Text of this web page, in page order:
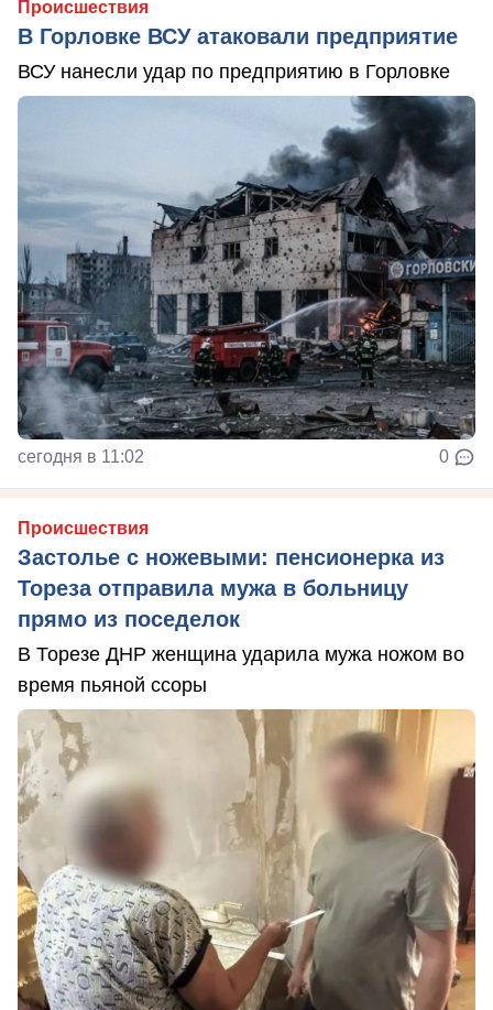
Происшествия
В Горловке ВСУ атаковали предприятие
ВСУ нанесли удар по предприятию в Горловке
сегодня в 11:02 0
Происшествия
Застолье с ножевыми: пенсионерка из
Тореза отправила мужа в больницу
прямо из поседелок
В Торезе ДНР женщина ударила мужа ножом во
время пьяной ссоры